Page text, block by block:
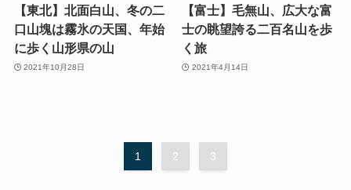
【東北】北面白山、冬の二
口山塊は霧氷の天国、年始
に歩く山形県の山
2021年10月28日
【富士】毛無山、広大な富
士の眺望誇る二百名山を歩
く旅
2021年4月14日
1 2 3